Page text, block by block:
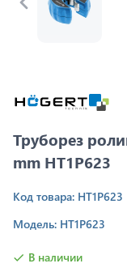
Труборез
mm HT1P623
Код товара: HT1P623
Модель: HT1P623
В наличии